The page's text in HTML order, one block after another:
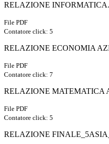
RELAZIONE
File PDF
Contatore click: 5
RELAZIONE ECONOMIA
File PDF
Contatore click: 7
RELAZIONE MATEMATICA
File PDF
Contatore click: 5
RELAZIONE